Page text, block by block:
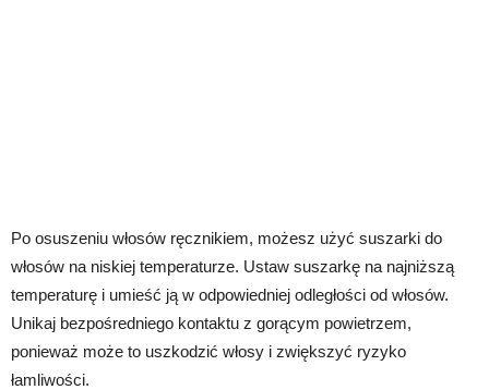
Po osuszeniu włosów ręcznikiem, możesz użyć suszarki do
włosów na niskiej temperaturze. Ustaw suszarkę na najniższą
temperaturę i umieść ją w odpowiedniej odległości od włosów.
Unikaj bezpośredniego kontaktu z gorącym powietrzem,
ponieważ może to uszkodzić włosy i zwiększyć ryzyko
łamliwości.